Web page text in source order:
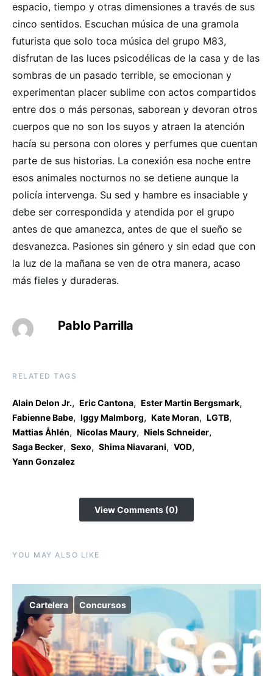
espacio, tiempo y otras dimensiones a través de sus
cinco sentidos. Escuchan música de una gramola
futurista que solo toca música del grupo M83,
disfrutan de las luces psicodélicas de la casa y de las
sombras de un pasado terrible, se emocionan y
experimentan placer sublime con actos compartidos
entre dos o más personas, saborean y devoran otros
cuerpos que no son los suyos y atraen la atención
hacía su persona con olores y perfumes que cuentan
parte de sus historias. La conexión esa noche entre
esos animales nocturnos no se detiene aunque la
policía intervenga. Su sed y hambre es insaciable y
debe ser correspondida y atendida por el grupo
antes de que amanezca, antes de que el sueño se
desvanezca. Pasiones sin género y sin edad que con
la luz de la mañana se ven de otra manera, acaso
más fieles y duraderas.
Pablo Parrilla
RELATED TAGS
Alain Delon Jr., Eric Cantona, Ester Martin Bergsmark,
Fabienne Babe, Iggy Malmborg, Kate Moran, LGTB,
Mattias Åhlén, Nicolas Maury, Niels Schneider,
Saga Becker, Sexo, Shima Niavarani, VOD,
Yann Gonzalez
View Comments (0)
YOU MAY ALSO LIKE
Cartelera Concursos